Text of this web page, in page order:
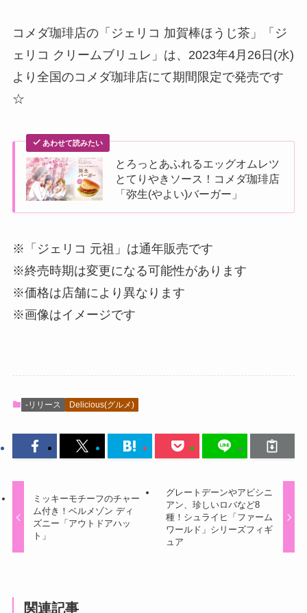
コメダ珈琲店の「ジェリコ 加賀棒ほうじ茶」「ジ
ェリコ クリームブリュレ」は、2023年4月26日(水)
より全国のコメダ珈琲店にて期間限定で発売です
☆
あわせて読みたい
とろっとあふれるエッグオムレツ
とてりやきソース！コメダ珈琲店
「弥生(やよい)バーガー」
※「ジェリコ 元祖」は通年販売です
※終売時期は変更になる可能性があります
※価格は店舗により異なります
※画像はイメージです
-リリース Delicious(グルメ)
ミッキーモチーフのチャー
ム付き！ベルメゾン ディ
ズニー「アウトドアハッ
ト」
グレートデーンやアビシニ
アン、珍しいロバなど8
種！シュライヒ「ファーム
ワールド」シリーズフィギ
ュア
関連記事